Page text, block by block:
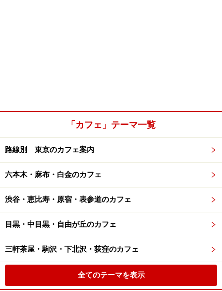
「カフェ」テーマ一覧
路線別 東京のカフェ案内
六本木・麻布・白金のカフェ
渋谷・恵比寿・原宿・表参道のカフェ
目黒・中目黒・自由が丘のカフェ
三軒茶屋・駒沢・下北沢・荻窪のカフェ
全てのテーマを表示